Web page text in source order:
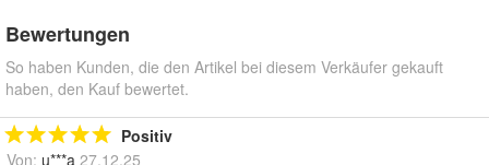
Bewertungen
So haben Kunden, die den Artikel bei diesem Verkäufer gekauft
haben, den Kauf bewertet.
Positiv
Von: u***a 27.12.25